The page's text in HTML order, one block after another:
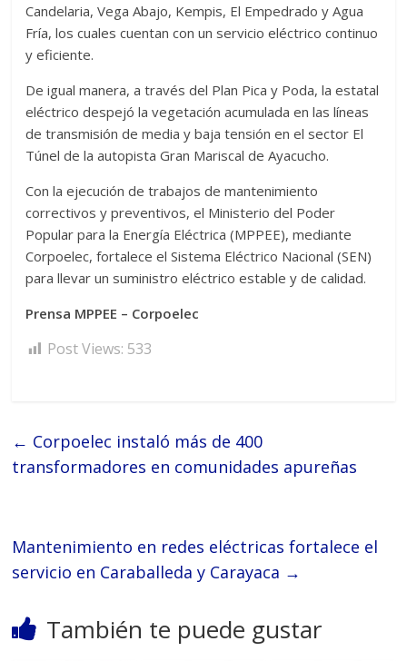
Candelaria, Vega Abajo, Kempis, El Empedrado y Agua
Fría, los cuales cuentan con un servicio eléctrico continuo
y eficiente.
De igual manera, a través del Plan Pica y Poda, la estatal
eléctrico despejó la vegetación acumulada en las líneas
de transmisión de media y baja tensión en el sector El
Túnel de la autopista Gran Mariscal de Ayacucho.
Con la ejecución de trabajos de mantenimiento
correctivos y preventivos, el Ministerio del Poder
Popular para la Energía Eléctrica (MPPEE), mediante
Corpoelec, fortalece el Sistema Eléctrico Nacional (SEN)
para llevar un suministro eléctrico estable y de calidad.
Prensa MPPEE – Corpoelec
Post Views: 533
← Corpoelec instaló más de 400
transformadores en comunidades apureñas
Mantenimiento en redes eléctricas fortalece el
servicio en Caraballeda y Carayaca →
También te puede gustar